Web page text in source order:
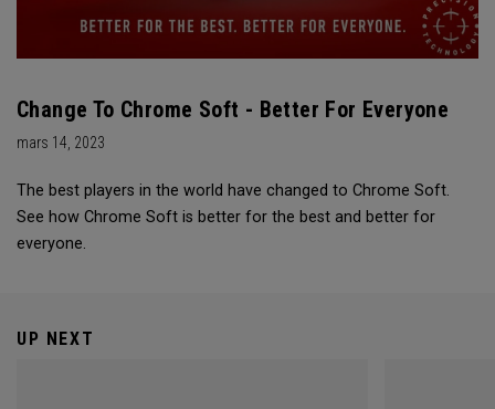
Change To Chrome Soft - Better For Everyone
mars 14, 2023
The best players in the world have changed to Chrome Soft.
See how Chrome Soft is better for the best and better for
everyone.
UP NEXT